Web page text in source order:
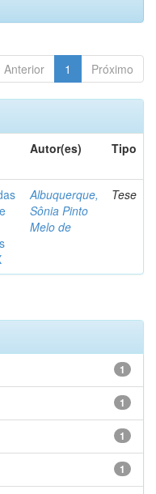
Anterior 1 Próximo
Autor(es) Tipo
Albuquerque,
Sônia Pinto
Melo de
Tese
1
1
1
1